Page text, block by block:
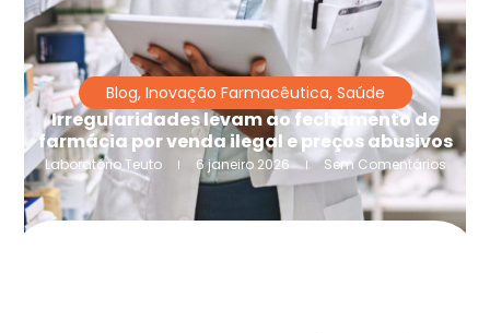
Blog, Inovação Farmacêutica, Saúde
Irregularidades levam ao fechamento de
farmácia por venda ilegal e preços abusivos
Laboratório Teuto 6 janeiro 2026 Sem Comentários